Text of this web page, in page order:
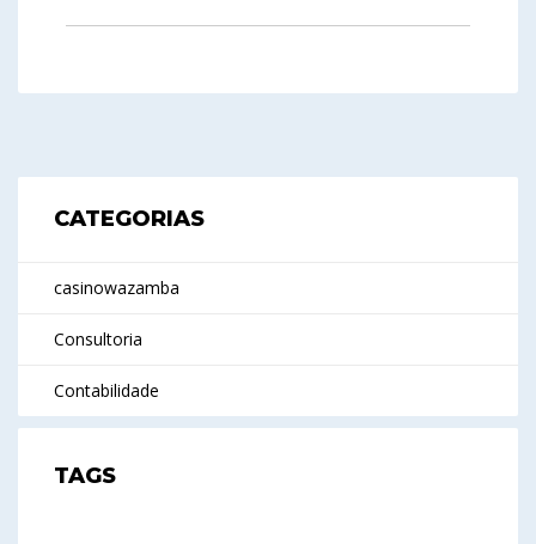
CATEGORIAS
casinowazamba
Consultoria
Contabilidade
TAGS